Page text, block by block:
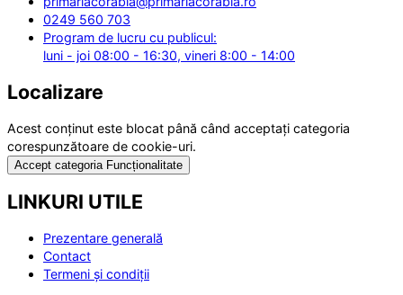
0249 560 703
Program de lucru cu publicul:
luni - joi 08:00 - 16:30, vineri 8:00 - 14:00
Localizare
Acest conținut este blocat până când acceptați categoria
corespunzătoare de cookie-uri.
Accept categoria Funcționalitate
LINKURI UTILE
Prezentare generală
Contact
Termeni și condiții